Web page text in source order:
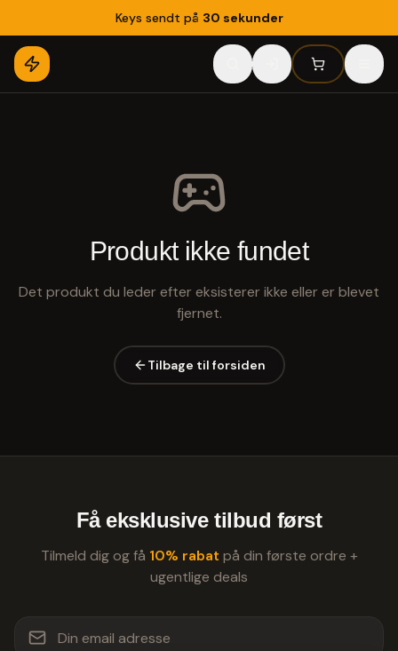
Keys sendt på 30 sekunder
Produkt ikke fundet
Det produkt du leder efter eksisterer ikke eller er blevet
fjernet.
Tilbage til forsiden
Få eksklusive tilbud først
Tilmeld dig og få 10% rabat på din første ordre +
ugentlige deals